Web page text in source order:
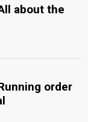
about the
order